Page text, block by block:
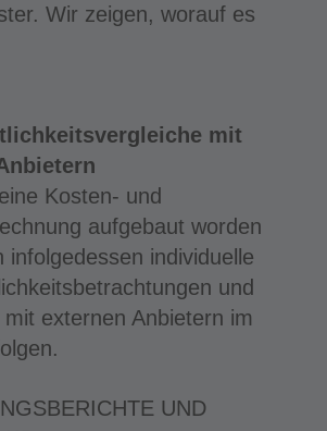
Wir zeigen, worauf es
mit
Kosten- und
aufgebaut worden
infolgedessen individuelle
und
externen Anbietern im
UND